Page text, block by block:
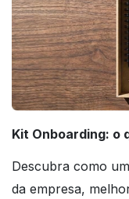
Kit Onboarding: o
Descubra como
da empresa,